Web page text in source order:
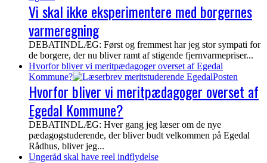
Vi skal ikke eksperimentere med borgernes
varmeregning
DEBATINDLÆG: Først og fremmest har jeg stor sympati for
de borgere, der nu bliver ramt af stigende fjernvarmepriser...
Hvorfor bliver vi meritpædagoger overset af Egedal
Kommune?
Hvorfor bliver vi meritpædagoger overset af
Egedal Kommune?
DEBATINDLÆG: Hver gang jeg læser om de nye
pædagogstuderende, der bliver budt velkommen på Egedal
Rådhus, bliver jeg...
Ungeråd skal have reel indflydelse